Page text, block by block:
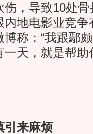
，导致10处
地电影业竞争
称：“我跟鄢
一天，就是帮
来麻烦